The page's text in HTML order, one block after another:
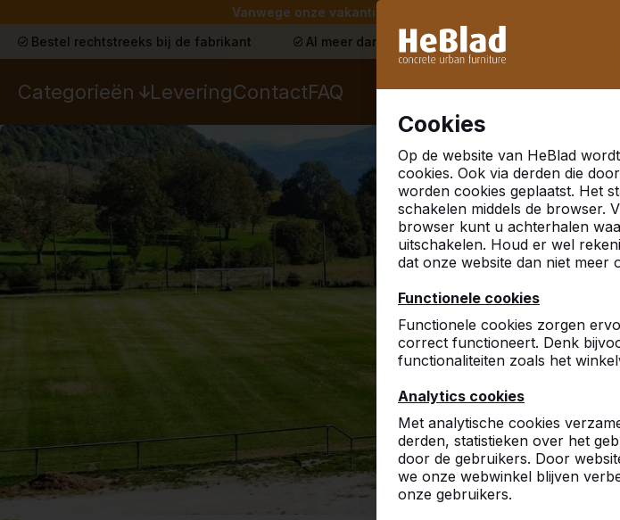
Vanwege onze vakantie leveren wij niet van week 31 t/m
Cookies
Op de website van HeBlad
cookies. Ook via derden die
worden cookies geplaatst. Het
schakelen middels de browser.
browser kunt u achterhalen
uitschakelen. Houd er wel
dat onze website dan niet meer
Functionele cookies
Functionele cookies zorgen
correct functioneert. Denk
functionaliteiten zoals het
Analytics cookies
Met analytische cookies
derden, statistieken over het
door de gebruikers. Door
we onze webwinkel blijven
onze gebruikers.
Bestel rechtstreeks bij de fabrikant Al meer dan 30.000 producten verkocht
Categorieën LeveringContactFAQ